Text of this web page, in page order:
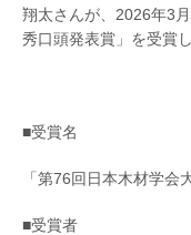
翔太さんが、2026年3
秀口頭発表賞」を受賞し
■受賞名
「第76回日本木材学会
■受賞者